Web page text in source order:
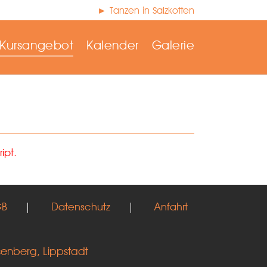
► Tanzen in Salzkotten
Kursangebot Kalender Galerie
| Datenschutz | Anfahrt
Lippstadt